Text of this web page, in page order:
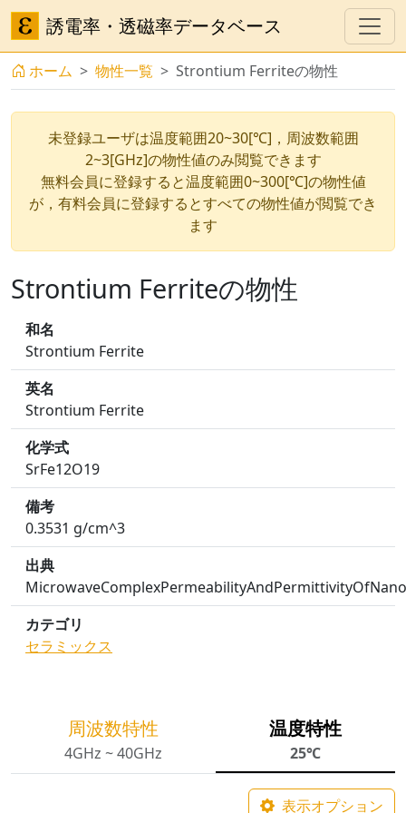
誘電率・透磁率データベース
ホーム 物性一覧 Strontium Ferriteの物性
未登録ユーザは温度範囲20~30[℃]，周波数範囲
2~3[GHz]の物性値のみ閲覧できます
無料会員に登録すると温度範囲0~300[℃]の物性値
が，有料会員に登録するとすべての物性値が閲覧でき
ます
Strontium Ferriteの物性
和名
Strontium Ferrite
英名
Strontium Ferrite
化学式
SrFe12O19
備考
0.3531 g/cm^3
出典
カテゴリ
セラミックス
周波数特性
4GHz ~ 40GHz
温度特性
25℃
表示オプション